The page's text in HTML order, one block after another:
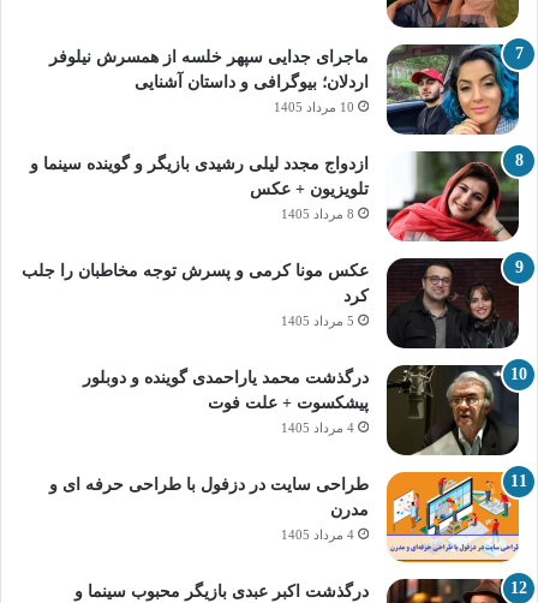
ماجرای جدایی سپهر خلسه از همسرش نیلوفر
اردلان؛ بیوگرافی و داستان آشنایی
10 مرداد 1405
ازدواج مجدد لیلی رشیدی بازیگر و گوینده سینما و
تلویزیون + عکس
8 مرداد 1405
عکس مونا کرمی و پسرش توجه مخاطبان را جلب
کرد
5 مرداد 1405
درگذشت محمد یاراحمدی گوینده و دوبلور
پیشکسوت + علت فوت
4 مرداد 1405
طراحی سایت در دزفول با طراحی حرفه‌ ای و
مدرن
4 مرداد 1405
درگذشت اکبر عبدی بازیگر محبوب سینما و